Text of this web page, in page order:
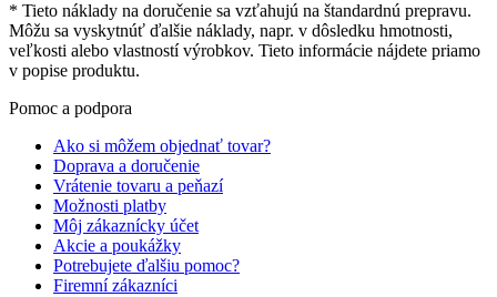
* Tieto náklady na doručenie sa vzťahujú na štandardnú prepravu.
Môžu sa vyskytnúť ďalšie náklady, napr. v dôsledku hmotnosti,
veľkosti alebo vlastností výrobkov. Tieto informácie nájdete priamo
v popise produktu.
Pomoc a podpora
Ako si môžem objednať tovar?
Doprava a doručenie
Vrátenie tovaru a peňazí
Možnosti platby
Môj zákaznícky účet
Akcie a poukážky
Potrebujete ďalšiu pomoc?
Firemní zákazníci